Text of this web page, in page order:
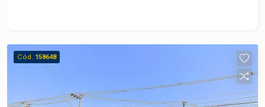
localização estratégica, com grande potencial de
atendimento ao público. Construa seu futuro com
quem é agente de desenvolvimento do mercado
imobiliário de Piracicaba. Agende sua visita!
Cód. 158648